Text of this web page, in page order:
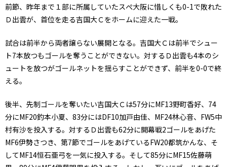
前節、昨年まで１部に所属していたスぺ大阪に惜しくも0-1で敗れた
Ｄ出雲が、首位を走る吉国大Ｃをホームに迎えた一戦。
試合は前半から両者譲らない展開となる。吉国大Ｃは前半でシュー
ト7本放つもゴールを奪うことができない。対するＤ出雲も4本のシ
ュートを放つがゴールネットを揺らすことができず、前半を0-0で終
える。
後半、先制ゴールを奪いたい吉国大Ｃは57分にMF13野町香好、74
分にMF20釣本小夏、83分にはDF10加戸由佳、MF24林心音、FW5中
村有沙を投入する。対するＤ出雲も62分に開幕戦2ゴールをあげた
MF6伊勢さつき、第7節でゴールをあげているFW20都筑かんな、そ
してMF14恒石亜弓を一気に投入する。そして85分にMF15佐藤萌